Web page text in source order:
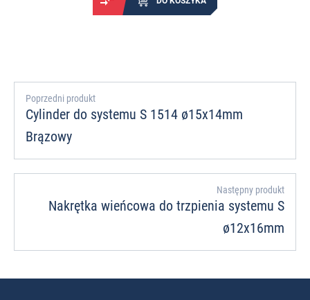
Poprzedni produkt
Cylinder do systemu S 1514 ø15x14mm
Brązowy
Następny produkt
Nakrętka wieńcowa do trzpienia systemu S
ø12x16mm